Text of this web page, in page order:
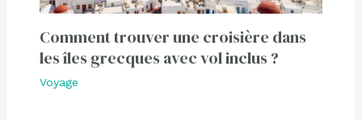
Comment trouver une croisière dans
les îles grecques avec vol inclus ?
Voyage